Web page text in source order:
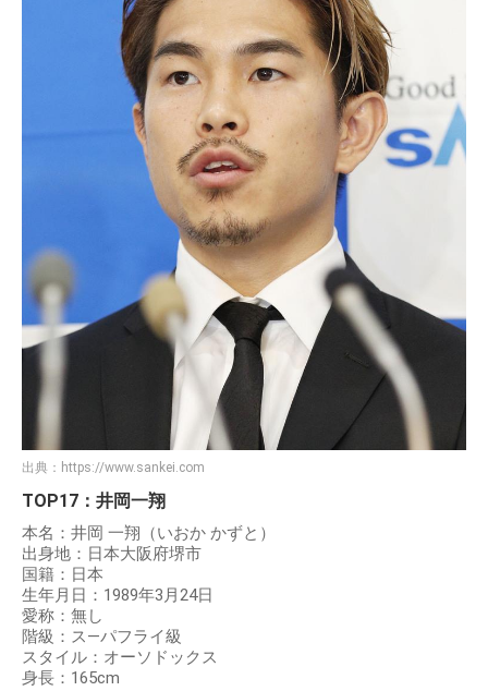
出典： https://www.sankei.com
TOP17：井岡一翔
本名：井岡 一翔（いおか かずと）
出身地：日本大阪府堺市
国籍：日本
生年月日：1989年3月24日
愛称：無し
階級：ス―パフライ級
スタイル：オーソドックス
身長：165cm